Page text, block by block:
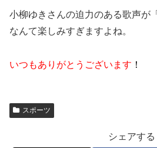
小柳ゆきさんの迫力のある歌声が
なんて楽しみすぎますよね。
いつもありがとうございます ！
スポーツ
シェアする